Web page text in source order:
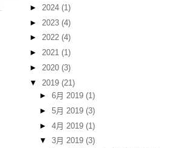
► 2024 (1)
► 2023 (4)
► 2022 (4)
► 2021 (1)
► 2020 (3)
▼ 2019 (21)
► 6月 2019 (1)
► 5月 2019 (3)
► 4月 2019 (1)
▼ 3月 2019 (3)